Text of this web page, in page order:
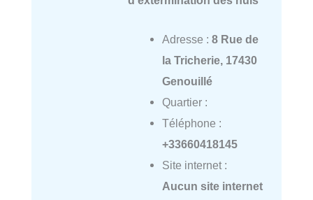
Adresse : 8 Rue de
la Tricherie, 17430
Genouillé
Quartier :
Téléphone :
+33660418145
Site internet :
Aucun site internet